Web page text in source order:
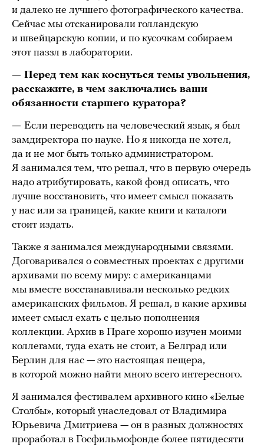
и далеко не лучшего фотографического качества.
Сейчас мы отсканировали голландскую
и швейцарскую копии, и по кусочкам собираем
этот паззл в лаборатории.
— Перед тем как коснуться темы увольнения,
расскажите, в чем заключались ваши
обязанности старшего куратора?
— Если переводить на человеческий язык, я был
замдиректора по науке. Но я никогда не хотел,
да и не мог быть только администратором.
Я занимался тем, что решал, что в первую очередь
надо атрибутировать, какой фонд описать, что
лучше восстановить, что имеет смысл показать
у нас или за границей, какие книги и каталоги
стоит издать.
Также я занимался международными связями.
Договаривался о совместных проектах с другими
архивами по всему миру: с американцами
мы вместе восстанавливали несколько редких
американских фильмов. Я решал, в какие архивы
имеет смысл ехать с целью пополнения
коллекции. Архив в Праге хорошо изучен моими
коллегами, туда ехать не стоит, а Белград или
Берлин для нас — это настоящая пещера,
в которой можно найти много всего интересного.
Я занимался фестивалем архивного кино «Белые
Столбы», который унаследовал от Владимира
Юрьевича Дмитриева — он в разных должностях
проработал в Госфильмофонде более пятидесяти